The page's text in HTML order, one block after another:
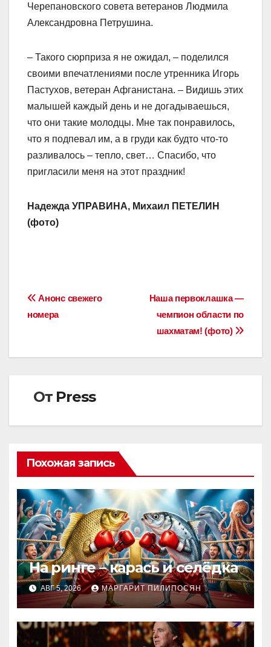
Черепановского совета ветеранов Людмила
Александровна Петрушина.
– Такого сюрприза я не ожидал, – поделился
своими впечатлениями после утренника Игорь
Пастухов, ветеран Афганистана. – Видишь этих
малышей каждый день и не догадываешься,
что они такие молодцы. Мне так понравилось,
что я подпевал им, а в груди как будто что-то
разливалось – тепло, свет… Спасибо, что
пригласили меня на этот праздник!
Надежда УПРАВИНА, Михаил ПЕТЕЛИН
(фото)
Навигация
по
записям
Наша первоклашка —
чемпион области по
шахматам! (фото)
Анонс свежего
номера
От Press
Похожая запись
На ринге – карась и селёдка
АВГ 5, 2026 МАРГАРИТ ПИЛИПОСЯН